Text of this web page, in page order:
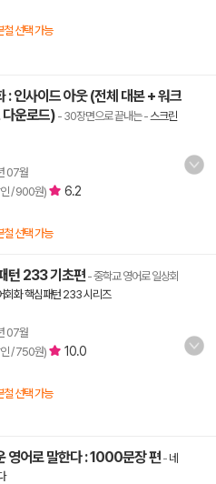
철 선택 가능
: 인사이드 아웃 (전체 대본 + 워크
운로드) - 30장면으로 끝내는-스크린
07월
/ 900원)
6.2
철 선택 가능
턴 233 기초편 - 중학교 영어로 일상회
회화 핵심패턴 233 시리즈
07월
/ 750원)
10.0
철 선택 가능
영어로 말한다 : 1000문장 편 - 네